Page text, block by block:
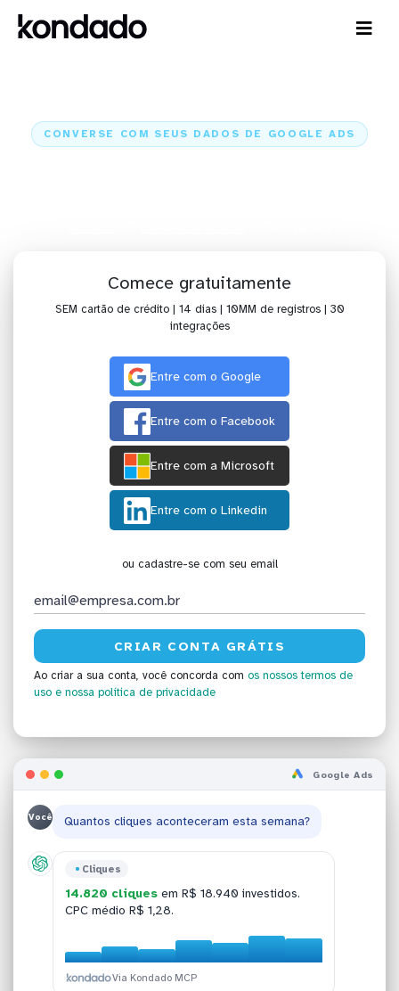
CONVERSE COM SEUS DADOS DE GOOGLE ADS
Comece gratuitamente
SEM cartão de crédito | 14 dias | 10MM de registros | 30
integrações
Entre com o Google
Entre com o Facebook
Entre com a Microsoft
Entre com o Linkedin
ou cadastre-se com seu email
Ao criar a sua conta, você concorda com os nossos termos de
uso e nossa política de privacidade
Google Ads
Campanha 'Search Brand':
Você Quantos cliques aconteceram esta semana?
Cliques
14.820 cliquesem R$ 18.940 investidos.
CPC médio R$ 1,28.
Via Kondado MCP
Keywords
Top keywords:kw1 (47 conv), kw2 (38),
kw3 (29), kw4 (22), kw5 (18)
Via Kondado MCP
Canais
Search: R$ 1,28 CPC, 6,2% conversão.
Display: R$ 0,42 CPC, 1,1% conv.
Via Kondado MCP